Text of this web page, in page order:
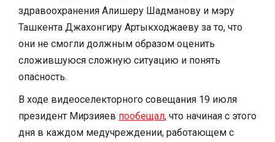
здравоохранения Алишеру Шадманову и мэру
Ташкента Джахонгиру Артыкходжаеву за то, что
они не смогли должным образом оценить
сложившуюся сложную ситуацию и понять
опасность.
В ходе видеоселекторного совещания 19 июля
президент Мирзияев пообещал, что начиная с этого
дня в каждом медучреждении, работающем с